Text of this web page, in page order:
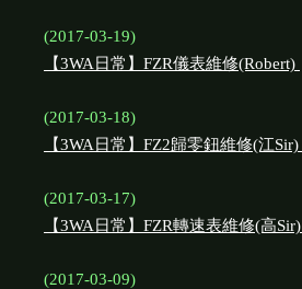
(2017-03-19)
【3WA日常】FZR儀表維修(Robert)
(2017-03-18)
【3WA日常】FZ2歸零鈕維修(江Sir)
(2017-03-17)
【3WA日常】FZR轉速表維修(高Sir)
(2017-03-09)